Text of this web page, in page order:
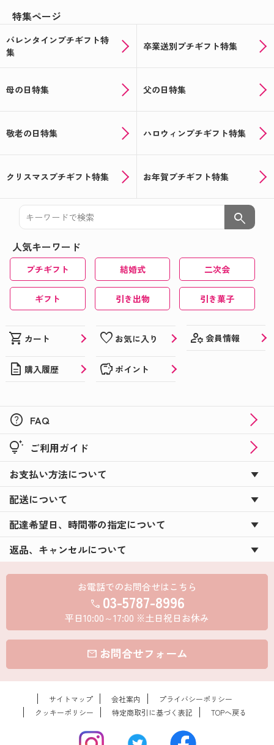
特集ページ
バレンタインプチギフト特
集
卒業送別プチギフト特集
母の日特集 父の日特集
敬老の日特集 ハロウィンプチギフト特集
クリスマスプチギフト特集 お年賀プチギフト特集
search
人気キーワード
プチギフト 結婚式 二次会
ギフト 引き出物 引き菓子
shopping_cart カート favorite お気に入り manage_accounts 会員情報
description 購入履歴 savings ポイント
help FAQ
tips_and_updates ご利用ガイド
お支払い方法について
配送について
配達希望日、時間帯の指定について
返品、キャンセルについて
お電話でのお問合せはこちら
call 03-5787-8996
平日10:00～17:00 ※土日祝日お休み
mail お問合せフォーム
サイトマップ 会社案内
プライバシーポリシー
クッキーポリシー
特定商取引に基づく表記 TOPへ戻る